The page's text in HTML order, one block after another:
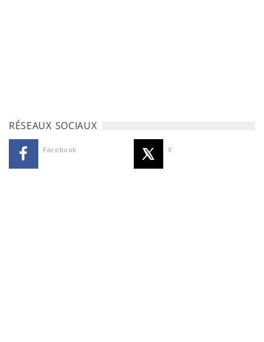
RÉSEAUX SOCIAUX
Facebook X